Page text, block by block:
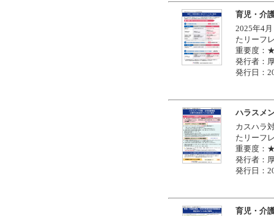
育児・介
2025年4
たリーフ
重要度
発行者：
発行日：
ハラスメ
カスハラ
たリーフ
重要度
発行者：
発行日：
育児・介